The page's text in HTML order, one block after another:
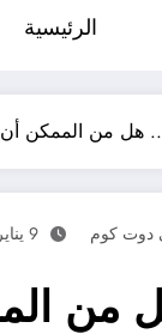
الرئيسية
هل من الممكن
دوت كوم 9 يناير، 2023
من